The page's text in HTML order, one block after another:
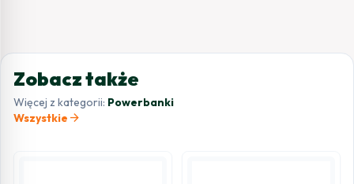
Zobacz także
Więcej z kategorii: Powerbanki
Wszystkie arrow_forward